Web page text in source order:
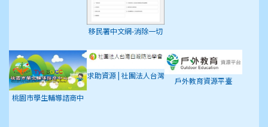
移民署中文網-消除一切
(ICERD)專區
桃園市學生輔導諮商中
求助資源 | 社團法人台灣
戶外教育資源平臺